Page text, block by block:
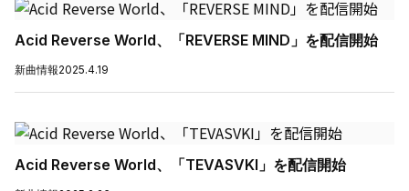
Acid Reverse World、「REVERSE MIND」を配信開始
新曲情報2025.4.19
Acid Reverse World、「TEVASVKI」を配信開始